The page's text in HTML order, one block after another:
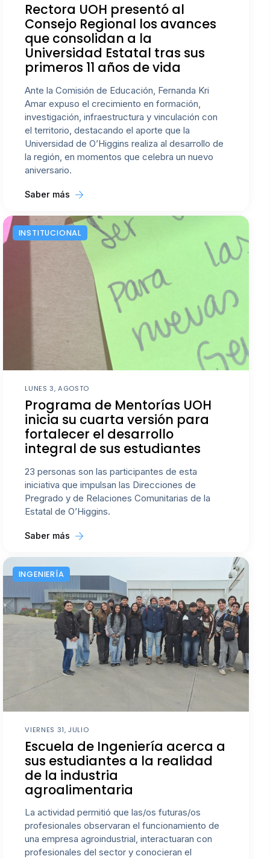
Rectora UOH presentó al
Consejo Regional los avances
que consolidan a la
Universidad Estatal tras sus
primeros 11 años de vida
Ante la Comisión de Educación, Fernanda Kri
Amar expuso el crecimiento en formación,
investigación, infraestructura y vinculación con
el territorio, destacando el aporte que la
Universidad de O’Higgins realiza al desarrollo de
la región, en momentos que celebra un nuevo
aniversario.
Saber más
INSTITUCIONAL
LUNES 3, AGOSTO
Programa de Mentorías UOH
inicia su cuarta versión para
fortalecer el desarrollo
integral de sus estudiantes
23 personas son las participantes de esta
iniciativa que impulsan las Direcciones de
Pregrado y de Relaciones Comunitarias de la
Estatal de O’Higgins.
Saber más
INGENIERÍA
VIERNES 31, JULIO
Escuela de Ingeniería acerca a
sus estudiantes a la realidad
de la industria
agroalimentaria
La actividad permitió que las/os futuras/os
profesionales observaran el funcionamiento de
una empresa agroindustrial, interactuaran con
profesionales del sector y conocieran el